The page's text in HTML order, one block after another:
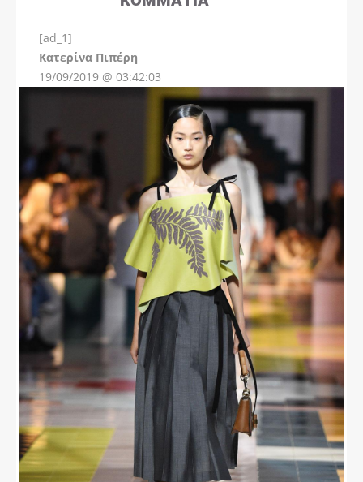
[ad_1]
Kατερίνα Πιπέρη
19/09/2019 @ 03:42:03